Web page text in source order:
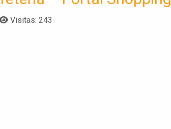
Visitas: 243